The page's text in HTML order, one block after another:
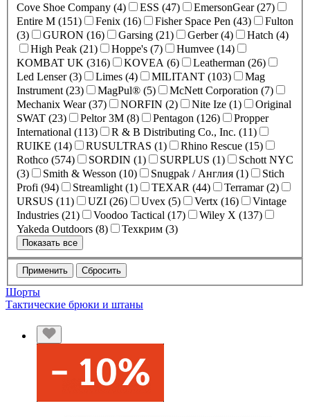
Cove Shoe Company (4)
ESS (47)
EmersonGear (27)
Entire M (151)
Fenix (16) Fisher Space Pen (43)
Fulton
(3)
GURON (16) Garsing (21) Gerber (4)
Hatch (4)
High Peak (21)
Hoppe's (7)
Humvee (14)
KOMBAT UK (316)
KOVEA (6)
Leatherman (26)
Led Lenser (3)
Limes (4) MILITANT (103)
Mag
Instrument (23)
MagPul® (5)
McNett Corporation (7)
Mechanix Wear (37)
NORFIN (2) Nite Ize (1)
Original
SWAT (23)
Peltor 3M (8) Pentagon (126)
Propper
International (113)
R & B Distributing Co., Inc. (11)
RUIKE (14)
RUSULTRAS (1)
Rhino Rescue (15)
Rothco (574)
SORDIN (1) SURPLUS (1)
Schott NYC
(3)
Smith & Wesson (10) Snugpak / Англия (1)
Stich
Profi (94)
Streamlight (1) TEXAR (44)
Terramar (2)
URSUS (11)
UZI (26) Uvex (5) Vertx (16)
Vintage
Industries (21)
Voodoo Tactical (17)
Wiley X (137)
Yakeda Outdoors (8)
Техкрим (3)
Показать все
Применить Сбросить
Шорты
Тактические брюки и штаны